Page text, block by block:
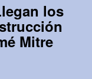
los
Mitre